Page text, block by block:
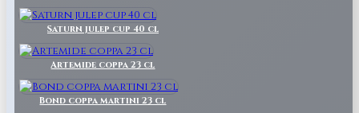
Saturn julep cup 40 cl
Artemide coppa 23 cl
Bond coppa martini 23 cl